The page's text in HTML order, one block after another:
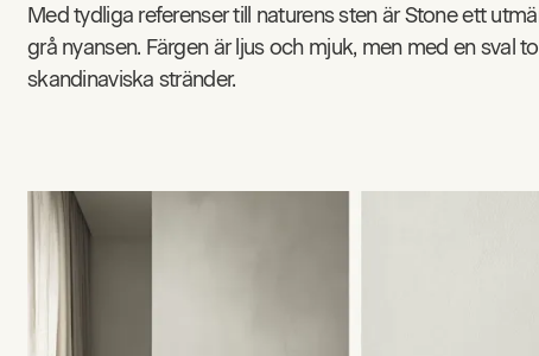
Med tydliga referenser till naturens sten är Stone ett
grå nyansen. Färgen är ljus och mjuk, men med en sval
skandinaviska stränder.